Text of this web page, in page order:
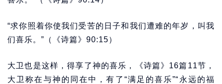
“求你照着你使我们受苦的日子和我们遭难的年岁，叫我
们喜乐。”（《诗篇》90:15）
大卫也是这样，得享了神的喜乐，《诗篇》16篇11节，
大卫称在与神的同在中，有了“满足的喜乐”“永远的福